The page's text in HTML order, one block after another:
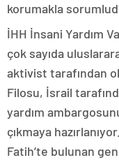
korumakla
İHH İnsani Yardım
çok sayıda
aktivist tarafından
Filosu, İsrail
yardım
çıkmaya
Fatih’te bulunan